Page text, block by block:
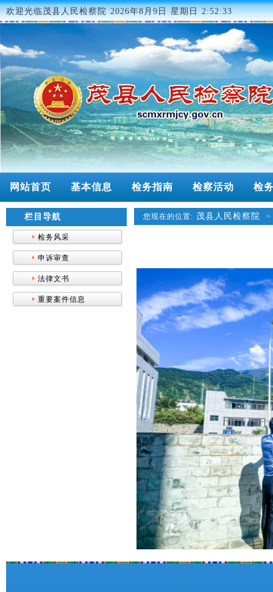
欢迎光临茂县人民检察院2026年8月9日 星期日 2:52:33
网站首页 基本信息 检务指南 检察活动 检
栏目导航
检务风采
申诉审查
法律文书
重要案件信息
您现在的位置: 茂县人民检察院